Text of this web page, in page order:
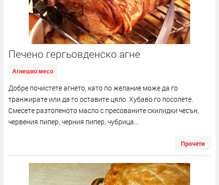
Печено гергьовденско агне
Агнешко месо
Добре почистете агнето, като по желание може да го
транжирате или да го оставите цяло. Хубаво го посолете.
Смесете разтопеното масло с пресованите скилидки чесън,
червения пипер, черния пипер, чубрица...
Прочети